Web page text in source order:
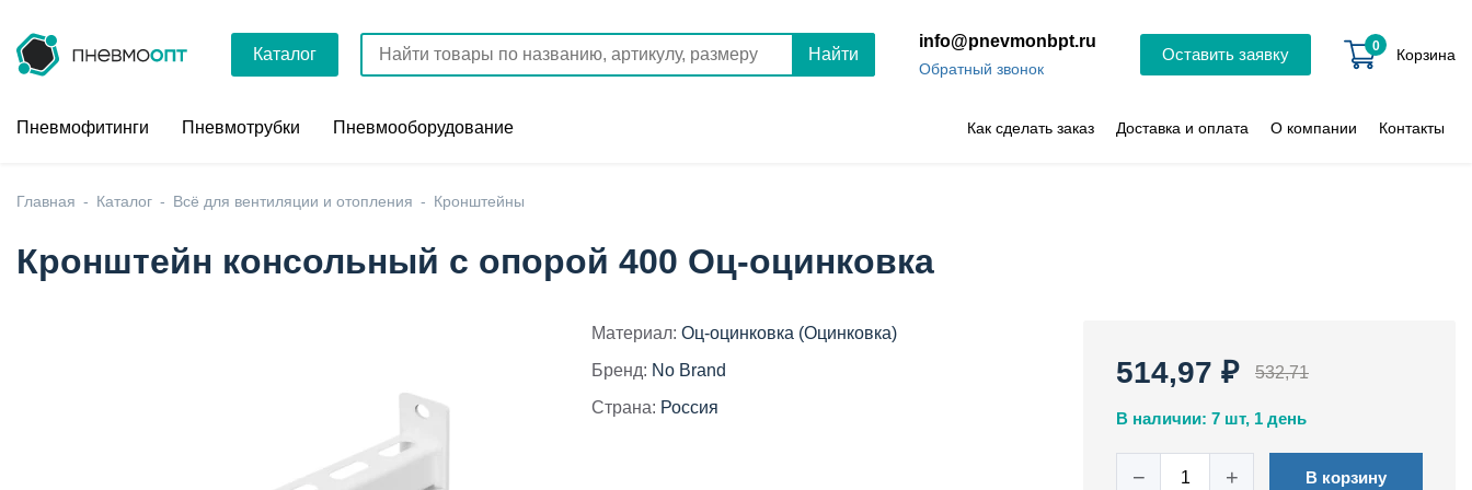
Каталог Найти
info@pnevmonbpt.ru
Обратный звонок
Оставить заявку 0 Корзина
Пневмофитинги Пневмотрубки Пневмооборудование Как сделать заказ Доставка и оплата О компании Контакты
Главная Каталог Всё для вентиляции и отопления Кронштейны
Кронштейн консольный с опорой 400 Оц-оцинковка
Материал: Оц-оцинковка (Оцинковка)
Бренд: No Brand
Страна: Россия
514,97 ₽ 532,71
В наличии: 7 шт, 1 день
− + В корзину